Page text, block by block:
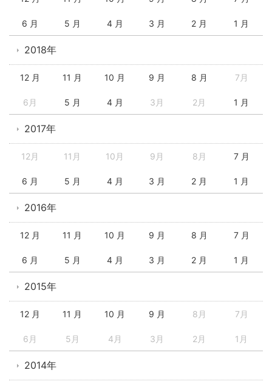
6 月 5 月 4 月 3 月 2 月 1 月
2018年
12 月 11 月 10 月 9 月 8 月 7月
6月 5 月 4 月 3月 2月 1 月
2017年
12月 11月 10月 9月 8月 7 月
6 月 5 月 4 月 3 月 2 月 1 月
2016年
12 月 11 月 10 月 9 月 8 月 7 月
6 月 5 月 4 月 3 月 2 月 1 月
2015年
12 月 11 月 10 月 9 月 8月 7月
6月 5月 4月 3月 2月 1月
2014年